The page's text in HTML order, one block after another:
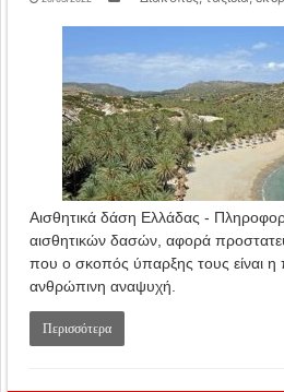
Αισθητικά δάση Ελλάδας -
αισθητικών δασών, αφορά
που ο σκοπός ύπαρξης τους είναι η
ανθρώπινη αναψυχή.
Περισσότερα